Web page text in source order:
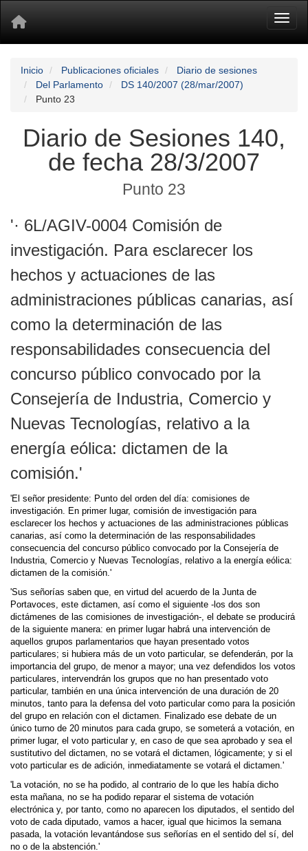
Inicio Publicaciones oficiales
Diario de sesiones
Del Parlamento
DS 140/2007 (28/mar/2007)
Punto 23
Diario de Sesiones 140,
de fecha 28/3/2007
Punto 23
'· 6L/AGIV-0004 Comisión de
investigación. Para esclarecer los
hechos y actuaciones de las
administraciones públicas canarias, así
como la determinación de las
responsabilidades consecuencia del
concurso público convocado por la
Consejería de Industria, Comercio y
Nuevas Tecnologías, relativo a la
energía eólica: dictamen de la
comisión.'
'El señor presidente: Punto del orden del día: comisiones de
investigación. En primer lugar, comisión de investigación para
esclarecer los hechos y actuaciones de las administraciones públicas
canarias, así como la determinación de las responsabilidades
consecuencia del concurso público convocado por la Consejería de
Industria, Comercio y Nuevas Tecnologías, relativo a la energía eólica:
dictamen de la comisión.'
'Sus señorías saben que, en virtud del acuerdo de la Junta de
Portavoces, este dictamen, así como el siguiente -los dos son
dictámenes de las comisiones de investigación-, el debate se producirá
de la siguiente manera: en primer lugar habrá una intervención de
aquellos grupos parlamentarios que hayan presentado votos
particulares; si hubiera más de un voto particular, se defenderán, por la
importancia del grupo, de menor a mayor; una vez defendidos los votos
particulares, intervendrán los grupos que no han presentado voto
particular, también en una única intervención de una duración de 20
minutos, tanto para la defensa del voto particular como para la posición
del grupo en relación con el dictamen. Finalizado ese debate de un
único turno de 20 minutos para cada grupo, se someterá a votación, en
primer lugar, el voto particular y, en caso de que sea aprobado y sea el
sustitutivo del dictamen, no se votará el dictamen, lógicamente; y si el
voto particular es de adición, inmediatamente se votará el dictamen.'
'La votación, no se ha podido, al contrario de lo que les había dicho
esta mañana, no se ha podido reparar el sistema de votación
electrónica y, por tanto, como no aparecen los diputados, el sentido del
voto de cada diputado, vamos a hacer, igual que hicimos la semana
pasada, la votación levantán­dose sus señorías en el sentido del sí, del
no o de la abstención.'